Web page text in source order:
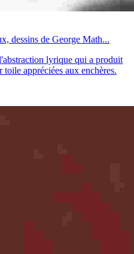
dessins de George Math...
lyrique qui a produit
toile appréciées aux enchères.